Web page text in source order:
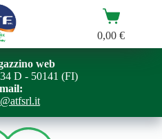
Carrello
0,00€
web
D - 50141 (FI)